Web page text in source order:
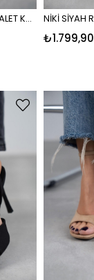
NİKİ KAHVE RUGAN SANDALET KAHVE
₺1.799,90